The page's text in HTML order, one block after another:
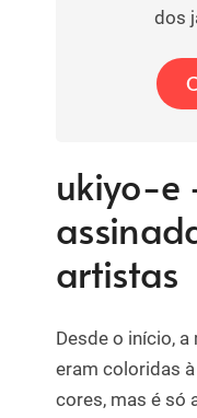
dos
ukiyo-e
artistas
Desde o início,
eram coloridas
cores, mas é só